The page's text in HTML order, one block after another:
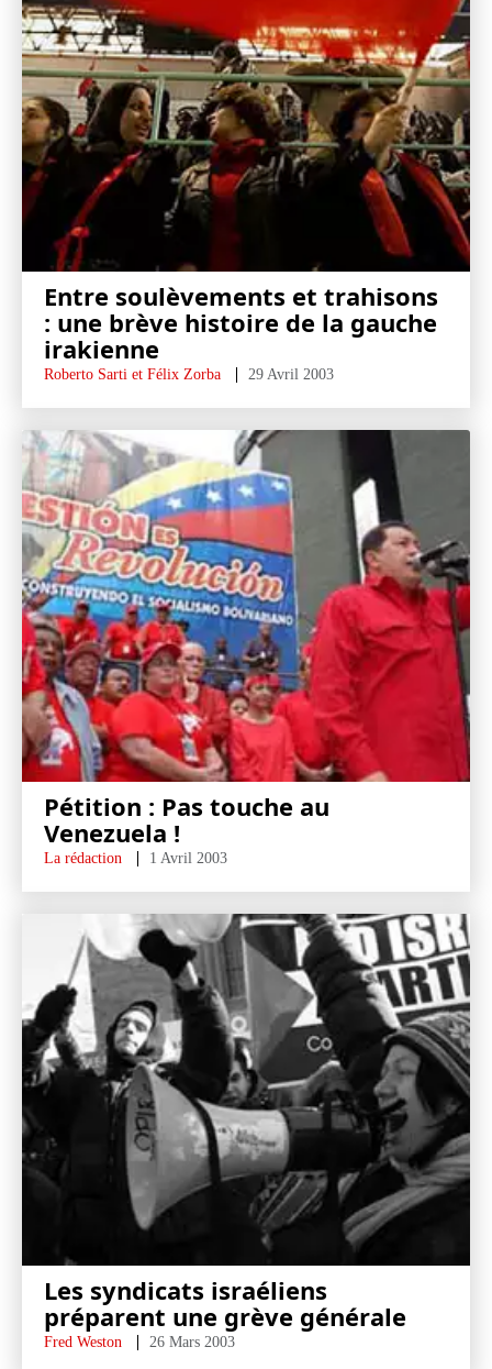
Entre soulèvements et trahisons
: une brève histoire de la gauche
irakienne
Roberto Sarti et Félix Zorba 29 Avril 2003
Pétition : Pas touche au
Venezuela !
La rédaction 1 Avril 2003
Les syndicats israéliens
préparent une grève générale
Fred Weston 26 Mars 2003